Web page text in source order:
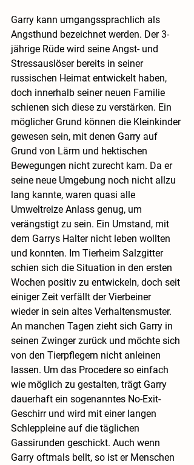
Garry kann umgangssprachlich als
Angsthund bezeichnet werden. Der 3-
jährige Rüde wird seine Angst- und
Stressauslöser bereits in seiner
russischen Heimat entwickelt haben,
doch innerhalb seiner neuen Familie
schienen sich diese zu verstärken. Ein
möglicher Grund können die Kleinkinder
gewesen sein, mit denen Garry auf
Grund von Lärm und hektischen
Bewegungen nicht zurecht kam. Da er
seine neue Umgebung noch nicht allzu
lang kannte, waren quasi alle
Umweltreize Anlass genug, um
verängstigt zu sein. Ein Umstand, mit
dem Garrys Halter nicht leben wollten
und konnten. Im Tierheim Salzgitter
schien sich die Situation in den ersten
Wochen positiv zu entwickeln, doch seit
einiger Zeit verfällt der Vierbeiner
wieder in sein altes Verhaltensmuster.
An manchen Tagen zieht sich Garry in
seinen Zwinger zurück und möchte sich
von den Tierpflegern nicht anleinen
lassen. Um das Procedere so einfach
wie möglich zu gestalten, trägt Garry
dauerhaft ein sogenanntes No-Exit-
Geschirr und wird mit einer langen
Schleppleine auf die täglichen
Gassirunden geschickt. Auch wenn
Garry oftmals bellt, so ist er Menschen